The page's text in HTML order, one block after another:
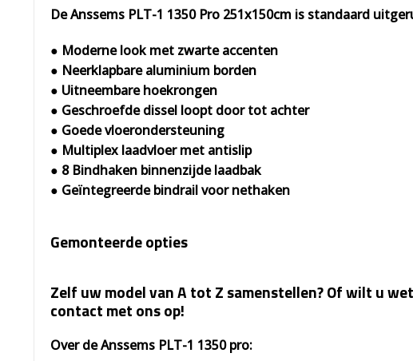
De Anssems PLT-1 1350 Pro 251x150cm is standaard
● Moderne look met zwarte accenten
● Neerklapbare aluminium borden
● Uitneembare hoekrongen
● Geschroefde dissel loopt door tot achter
● Goede vloerondersteuning
● Multiplex laadvloer met antislip
● 8 Bindhaken binnenzijde laadbak
● Geïntegreerde bindrail voor nethaken
Gemonteerde opties
Zelf uw model van A tot Z samenstellen? Of wilt u
contact met ons op!
Over de Anssems PLT-1 1350 pro: